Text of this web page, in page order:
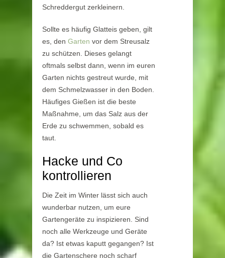
Schreddergut zerkleinern.
Sollte es häufig Glatteis geben, gilt
es, den Garten vor dem Streusalz
zu schützen. Dieses gelangt
oftmals selbst dann, wenn im euren
Garten nichts gestreut wurde, mit
dem Schmelzwasser in den Boden.
Häufiges Gießen ist die beste
Maßnahme, um das Salz aus der
Erde zu schwemmen, sobald es
taut.
Hacke und Co
kontrollieren
Die Zeit im Winter lässt sich auch
wunderbar nutzen, um eure
Gartengeräte zu inspizieren. Sind
noch alle Werkzeuge und Geräte
da? Ist etwas kaputt gegangen? Ist
die Gartenschere noch scharf